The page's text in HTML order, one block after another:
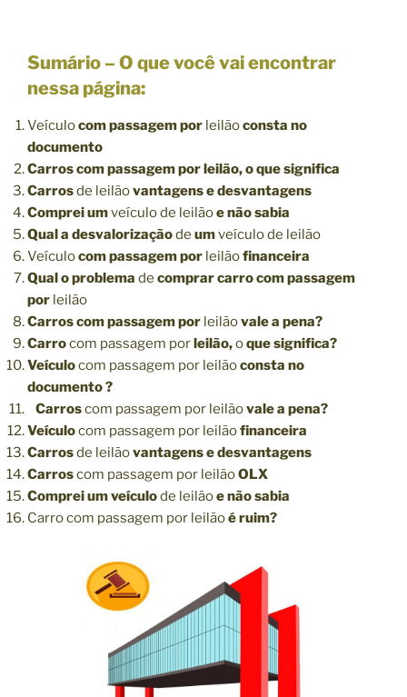
Sumário – O que você vai encontrar
nessa página:
Veículocom passagem por leilãoconsta no
documento
Carros com passagem por leilão, o que significa
Carrosde leilãovantagens e desvantagens
Comprei umveículo de leilãoe não sabia
Qual a desvalorizaçãode umveículo de leilão
Veículocom passagem por leilãofinanceira
Qual o problema de comprar carro com passagem
por leilão
Carros com passagem por leilãovale a pena?
Carrocom passagem porleilão,oque significa?
Veículocom passagem por leilãoconsta no
documento ?
Carroscom passagem por leilãovale a pena?
Veículocom passagem por leilãofinanceira
Carrosde leilãovantagens e desvantagens
Carroscom passagem por leilãoOLX
Comprei um veículode leilãoe não sabia
Carro com passagem por leilãoé ruim?